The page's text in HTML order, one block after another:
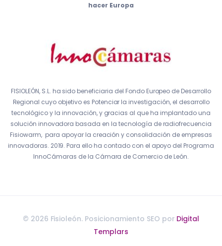
hacer Europa
FISIOLEÓN, S.L. ha sido beneficiaria del Fondo Europeo de Desarrollo
Regional cuyo objetivo es Potenciar la investigación, el desarrollo
tecnológico y la innovación, y gracias al que ha implantado una
solución innovadora basada en la tecnología de radiofrecuencia
Fisiowarm, para apoyar la creación y consolidación de empresas
innovadoras. 2019. Para ello ha contado con el apoyo del Programa
InnoCámaras de la Cámara de Comercio de León.
© 2026 Fisioleón. Posicionamiento SEO por Digital
Templars